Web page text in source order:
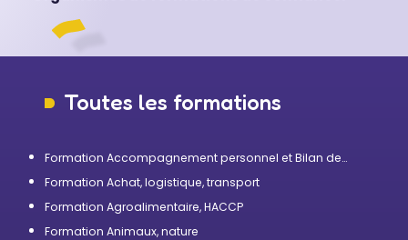
Toutes les formations
Formation Accompagnement personnel et Bilan de
Formation Achat, logistique, transport
Formation Agroalimentaire, HACCP
Formation Animaux, nature